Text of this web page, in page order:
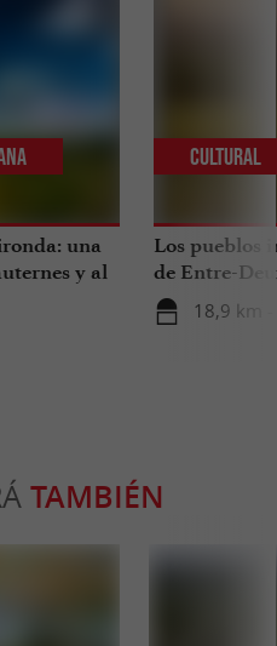
una
y al
Los pueblos
de Entre-
18,9 km -
Cultural
TAMBIÉN